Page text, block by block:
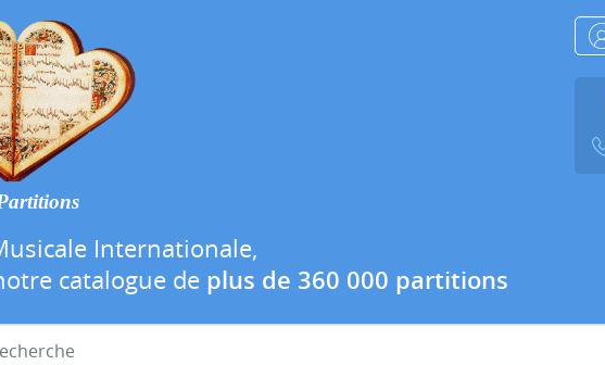
Internationale,
catalogue de plus de 360 000 partitions